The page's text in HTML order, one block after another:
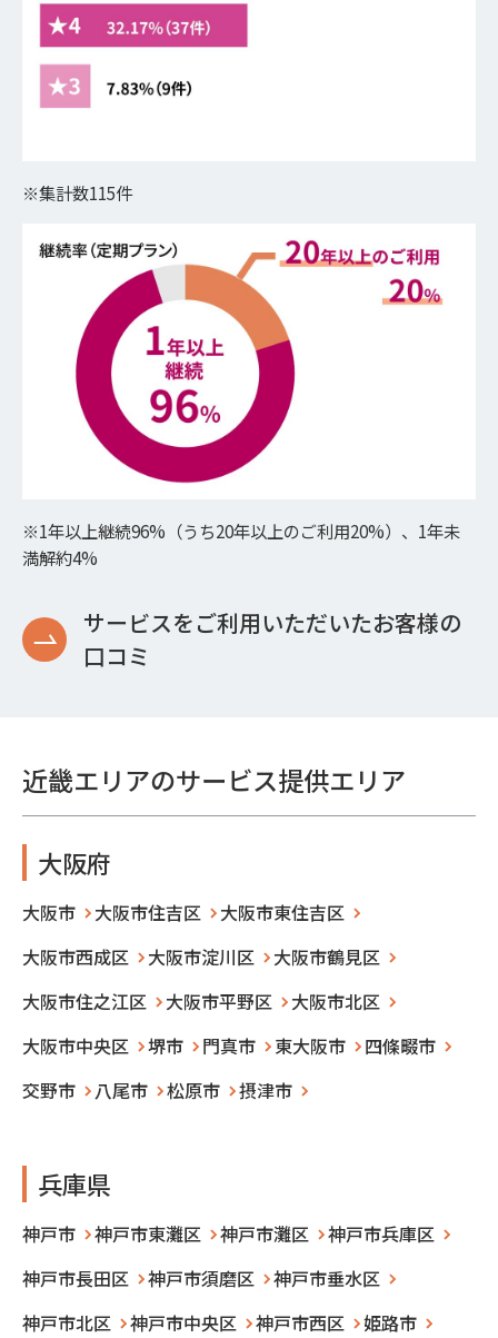
※集計数115件
※1年以上継続96%（うち20年以上のご利用20%）、1年未
満解約4%
サービスをご利用いただいたお客様の
口コミ
近畿エリアのサービス提供エリア
大阪府
大阪市 大阪市住吉区
大阪市東住吉区
大阪市西成区
大阪市淀川区
大阪市鶴見区
大阪市住之江区
大阪市平野区
大阪市北区
大阪市中央区
堺市 門真市 東大阪市
四條畷市
交野市
八尾市 松原市 摂津市
兵庫県
神戸市 神戸市東灘区 神戸市灘区
神戸市兵庫区
神戸市長田区
神戸市須磨区
神戸市垂水区
神戸市北区
神戸市中央区 神戸市西区
姫路市